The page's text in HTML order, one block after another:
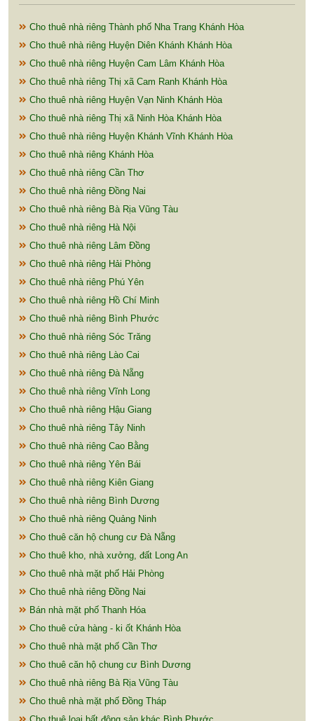
Cho thuê nhà riêng Thành phố Nha Trang Khánh Hòa
Cho thuê nhà riêng Huyện Diên Khánh Khánh Hòa
Cho thuê nhà riêng Huyện Cam Lâm Khánh Hòa
Cho thuê nhà riêng Thị xã Cam Ranh Khánh Hòa
Cho thuê nhà riêng Huyện Vạn Ninh Khánh Hòa
Cho thuê nhà riêng Thị xã Ninh Hòa Khánh Hòa
Cho thuê nhà riêng Huyện Khánh Vĩnh Khánh Hòa
Cho thuê nhà riêng Khánh Hòa
Cho thuê nhà riêng Cần Thơ
Cho thuê nhà riêng Đồng Nai
Cho thuê nhà riêng Bà Rịa Vũng Tàu
Cho thuê nhà riêng Hà Nội
Cho thuê nhà riêng Lâm Đồng
Cho thuê nhà riêng Hải Phòng
Cho thuê nhà riêng Phú Yên
Cho thuê nhà riêng Hồ Chí Minh
Cho thuê nhà riêng Bình Phước
Cho thuê nhà riêng Sóc Trăng
Cho thuê nhà riêng Lào Cai
Cho thuê nhà riêng Đà Nẵng
Cho thuê nhà riêng Vĩnh Long
Cho thuê nhà riêng Hậu Giang
Cho thuê nhà riêng Tây Ninh
Cho thuê nhà riêng Cao Bằng
Cho thuê nhà riêng Yên Bái
Cho thuê nhà riêng Kiên Giang
Cho thuê nhà riêng Bình Dương
Cho thuê nhà riêng Quảng Ninh
Cho thuê căn hộ chung cư Đà Nẵng
Cho thuê kho, nhà xưởng, đất Long An
Cho thuê nhà mặt phố Hải Phòng
Cho thuê nhà riêng Đồng Nai
Bán nhà mặt phố Thanh Hóa
Cho thuê cửa hàng - ki ốt Khánh Hòa
Cho thuê nhà mặt phố Cần Thơ
Cho thuê căn hộ chung cư Bình Dương
Cho thuê nhà riêng Bà Rịa Vũng Tàu
Cho thuê nhà mặt phố Đồng Tháp